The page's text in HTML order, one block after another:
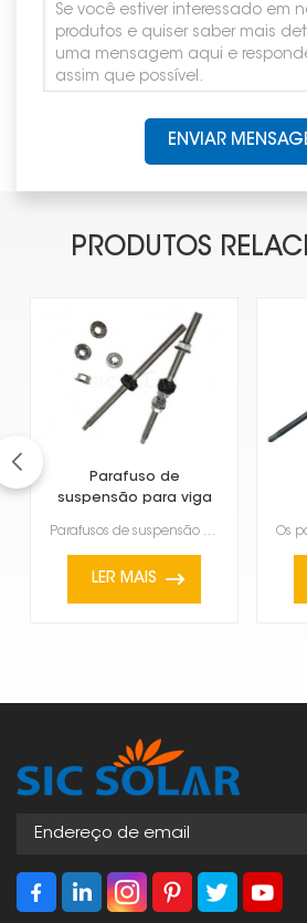
ENVIAR
PRODUTOS
Parafuso de
suspensão para viga
Parafusos de suspensão para vigas de aço são fixadores comuns encontrados em sistemas de instalação ...
LER MAIS